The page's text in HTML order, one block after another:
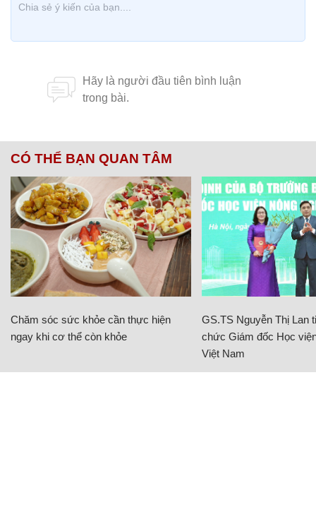
CÓ THỂ BẠN QUAN TÂM
Chăm sóc sức khỏe cần thực hiện
ngay khi cơ thể còn khỏe
GS.TS Nguyễn Thị Lan
chức Giám đốc Học
Việt Nam